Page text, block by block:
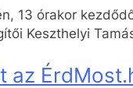
13 órakor
Keszthelyi
az